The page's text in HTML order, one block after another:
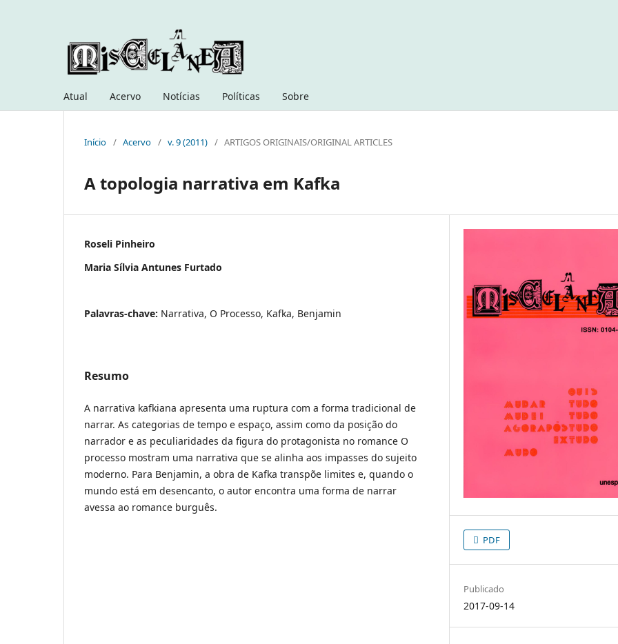
Atual Acervo Notícias Políticas Sobre
Início / Acervo / v. 9 (2011) / ARTIGOS ORIGINAIS/ORIGINAL ARTICLES
A topologia narrativa em Kafka
Roseli Pinheiro
Maria Sílvia Antunes Furtado
Palavras-chave: Narrativa, O Processo, Kafka, Benjamin
Resumo
A narrativa kafkiana apresenta uma ruptura com a forma tradicional de
narrar. As categorias de tempo e espaço, assim como da posição do
narrador e as peculiaridades da figura do protagonista no romance O
processo mostram uma narrativa que se alinha aos impasses do sujeito
moderno. Para Benjamin, a obra de Kafka transpõe limites e, quando o
mundo está em desencanto, o autor encontra uma forma de narrar
avessa ao romance burguês.
PDF
Publicado
2017-09-14